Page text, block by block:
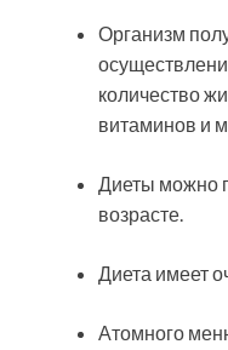
Организм
количество
витаминов и
Диеты можно
возрасте.
Диета имеет
Атомного